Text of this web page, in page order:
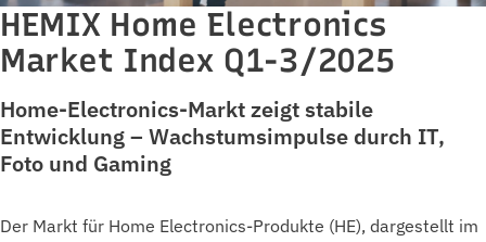
HEMIX Home Electronics
Market Index Q1-3/2025
Home-Electronics-Markt zeigt stabile
Entwicklung – Wachstumsimpulse durch IT,
Foto und Gaming
Der Markt für Home Electronics-Produkte (HE), dargestellt im